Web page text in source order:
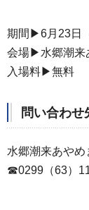
期間▶6月23日
会場▶水郷潮来
入場料▶無料
問い合わせ
水郷潮来あや
☎0299（63）